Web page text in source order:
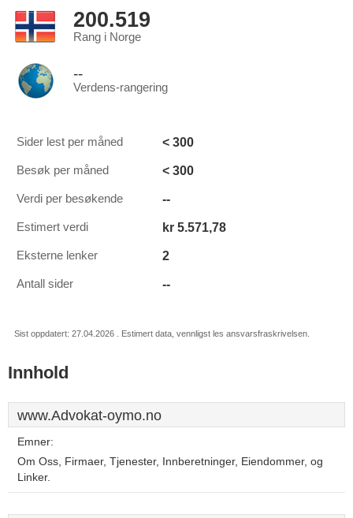
200.519
Rang i Norge
--
Verdens-rangering
Sider lest per måned < 300
Besøk per måned < 300
Verdi per besøkende --
Estimert verdi kr 5.571,78
Eksterne lenker 2
Antall sider --
Sist oppdatert: 27.04.2026 . Estimert data, vennligst les ansvarsfraskrivelsen.
Innhold
www.Advokat-oymo.no
Emner:
Om Oss, Firmaer, Tjenester, Innberetninger, Eiendommer, og
Linker.